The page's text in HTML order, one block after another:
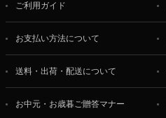
ご利用ガイド
お支払い方法について
送料・出荷・配送について
お中元・お歳暮ご贈答マナー